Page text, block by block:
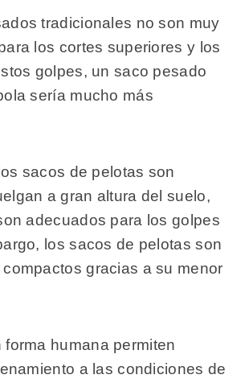
tradicionales no son muy
los cortes superiores y los
golpes, un saco pesado
sería mucho más
sacos de pelotas son
a gran altura del suelo,
adecuados para los golpes
los sacos de pelotas son
gracias a su menor
humana permiten
a las condiciones de